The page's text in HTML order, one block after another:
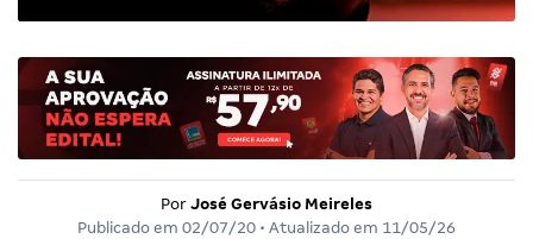
Por José Gervásio Meireles
Publicado em 02/07/20 • Atualizado em 11/05/26